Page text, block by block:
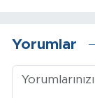
Yorumlar